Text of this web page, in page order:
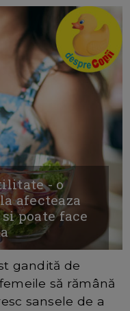
- o
afecteaza
poate face
gandită de
să rămână
sansele de a